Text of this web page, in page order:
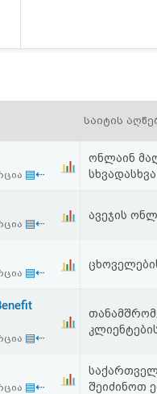
საიტის
▤⇠
ონლაინ
▤⇠
ავეჯის
▤⇠
▤⇠
▤⇠
შეიძინოთ